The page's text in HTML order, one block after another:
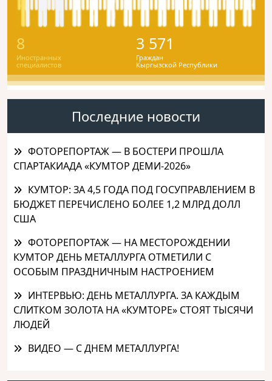
8
Иностранных
специалистов
3 571
Граждан
Кыргызской Республики
Последние новости
ФОТОРЕПОРТАЖ — В БОСТЕРИ ПРОШЛА
СПАРТАКИАДА «КУМТОР ДЕМИ-2026»
КУМТОР: ЗА 4,5 ГОДА ПОД ГОСУПРАВЛЕНИЕМ В
БЮДЖЕТ ПЕРЕЧИСЛЕНО БОЛЕЕ 1,2 МЛРД ДОЛЛ
США
ФОТОРЕПОРТАЖ — НА МЕСТОРОЖДЕНИИ
КУМТОР ДЕНЬ МЕТАЛЛУРГА ОТМЕТИЛИ С
ОСОБЫМ ПРАЗДНИЧНЫМ НАСТРОЕНИЕМ
ИНТЕРВЬЮ: ДЕНЬ МЕТАЛЛУРГА. ЗА КАЖДЫМ
СЛИТКОМ ЗОЛОТА НА «КУМТОРЕ» СТОЯТ ТЫСЯЧИ
ЛЮДЕЙ
ВИДЕО — С ДНЕМ МЕТАЛЛУРГА!